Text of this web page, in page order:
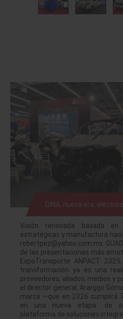
DINA, nueva era:
Visión renovada basada en
estratégicas y manufactura
robertpez@yahoo.com.mx
de las presentaciones más
ExpoTransporte ANPACT
transformación ya es una
proveedores, aliados, medios y
el director general, Ararggo
marca —que en 2026 cumplirá
en una nueva etapa: de
plataforma de soluciones